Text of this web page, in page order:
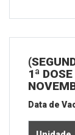
1ª
Data de